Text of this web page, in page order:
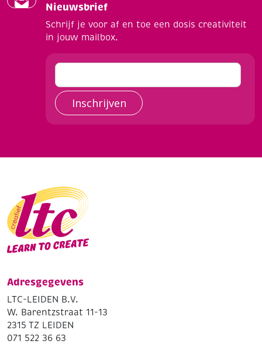
Nieuwsbrief
Schrijf je voor af en toe een dosis creativiteit
in jouw mailbox.
Inschrijven
Adresgegevens
LTC-LEIDEN B.V.
W. Barentzstraat 11-13
2315 TZ LEIDEN
071 522 36 63